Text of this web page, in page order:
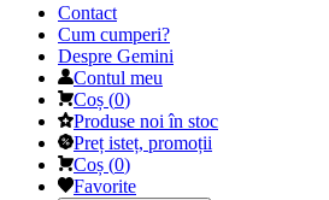
Contact
Cum cumperi?
Despre Gemini
Contul meu
Coș (0)
Produse noi în stoc
Preț isteț, promoții
Coș (0)
Favorite